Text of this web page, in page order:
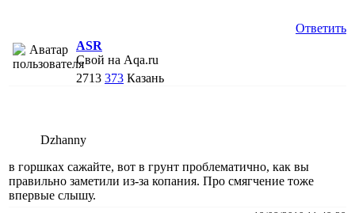
Ответить
ASR
Свой на Aqa.ru
2713 373 Казань
Dzhanny
в горшках сажайте, вот в грунт проблематично, как вы
правильно заметили из-за копания. Про смягчение тоже
впервые слышу.